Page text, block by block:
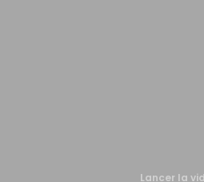
Lancer la